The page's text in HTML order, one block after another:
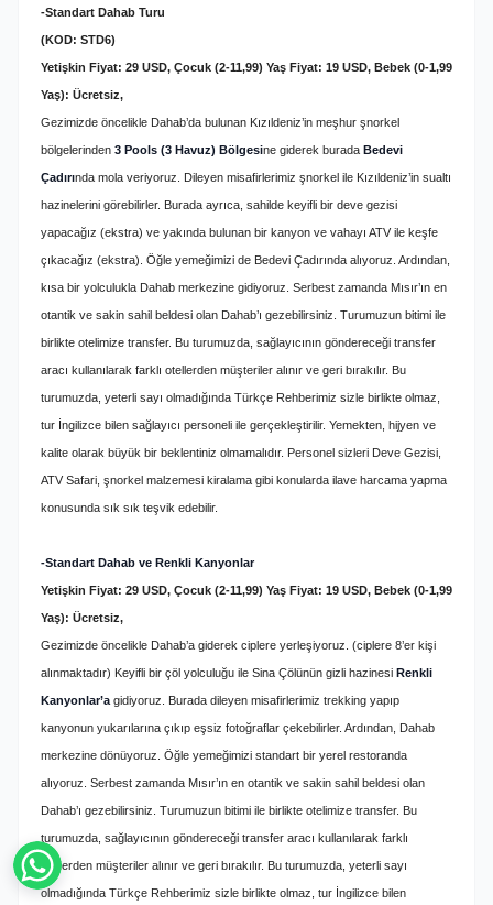
-Standart Dahab Turu
(KOD: STD6)
Yetişkin Fiyat: 29 USD, Çocuk (2-11,99) Yaş Fiyat: 19 USD, Bebek (0-1,99
Yaş): Ücretsiz,
Gezimizde öncelikle Dahab’da bulunan Kızıldeniz’in meşhur şnorkel
bölgelerinden 3 Pools (3 Havuz) Bölgesine giderek burada Bedevi
Çadırında mola veriyoruz. Dileyen misafirlerimiz şnorkel ile Kızıldeniz’in sualtı
hazinelerini görebilirler. Burada ayrıca, sahilde keyifli bir deve gezisi
yapacağız (ekstra) ve yakında bulunan bir kanyon ve vahayı ATV ile keşfe
çıkacağız (ekstra). Öğle yemeğimizi de Bedevi Çadırında alıyoruz. Ardından,
kısa bir yolculukla Dahab merkezine gidiyoruz. Serbest zamanda Mısır’ın en
otantik ve sakin sahil beldesi olan Dahab’ı gezebilirsiniz. Turumuzun bitimi ile
birlikte otelimize transfer. Bu turumuzda, sağlayıcının göndereceği transfer
aracı kullanılarak farklı otellerden müşteriler alınır ve geri bırakılır. Bu
turumuzda, yeterli sayı olmadığında Türkçe Rehberimiz sizle birlikte olmaz,
tur İngilizce bilen sağlayıcı personeli ile gerçekleştirilir. Yemekten, hijyen ve
kalite olarak büyük bir beklentiniz olmamalıdır. Personel sizleri Deve Gezisi,
ATV Safari, şnorkel malzemesi kiralama gibi konularda ilave harcama yapma
konusunda sık sık teşvik edebilir.
-Standart Dahab ve Renkli Kanyonlar
Yetişkin Fiyat: 29 USD, Çocuk (2-11,99) Yaş Fiyat: 19 USD, Bebek (0-1,99
Yaş): Ücretsiz,
Gezimizde öncelikle Dahab’a giderek ciplere yerleşiyoruz. (ciplere 8’er kişi
alınmaktadır) Keyifli bir çöl yolculuğu ile Sina Çölünün gizli hazinesi Renkli
Kanyonlar’a gidiyoruz. Burada dileyen misafirlerimiz trekking yapıp
kanyonun yukarılarına çıkıp eşsiz fotoğraflar çekebilirler. Ardından, Dahab
merkezine dönüyoruz. Öğle yemeğimizi standart bir yerel restoranda
alıyoruz. Serbest zamanda Mısır’ın en otantik ve sakin sahil beldesi olan
Dahab’ı gezebilirsiniz. Turumuzun bitimi ile birlikte otelimize transfer. Bu
turumuzda, sağlayıcının göndereceği transfer aracı kullanılarak farklı
otellerden müşteriler alınır ve geri bırakılır. Bu turumuzda, yeterli sayı
olmadığında Türkçe Rehberimiz sizle birlikte olmaz, tur İngilizce bilen